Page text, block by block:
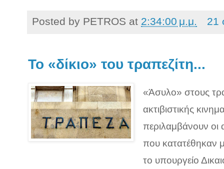
Posted by PETROS at 2:34:00 μ.μ. 21
Το «δίκιο» του τραπεζίτη...
«Άσυλο» στους
ακτιβιστικής
περιλαμβάνουν οι
που κατατέθηκαν
το υπουργείο